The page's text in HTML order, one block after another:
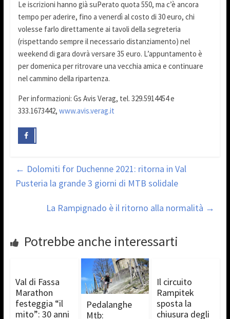
Le iscrizioni hanno già suPerato quota 550, ma c’è ancora
tempo per aderire, fino a venerdì al costo di 30 euro, chi
volesse farlo direttamente ai tavoli della segreteria
(rispettando sempre il necessario distanziamento) nel
weekend di gara dovrà versare 35 euro. L’appuntamento è
per domenica per ritrovare una vecchia amica e continuare
nel cammino della ripartenza.
Per informazioni: Gs Avis Verag, tel. 329.5914454 e
333.1673442, www.avis.verag.it
← Dolomiti for Duchenne 2021: ritorna in Val
Pusteria la grande 3 giorni di MTB solidale
La Rampignado è il ritorno alla normalità →
Potrebbe anche interessarti
Val di Fassa
Marathon
festeggia “il
mito”: 30 anni
Pedalanghe
Mtb:
Il circuito
Rampitek
sposta la
chiusura degli